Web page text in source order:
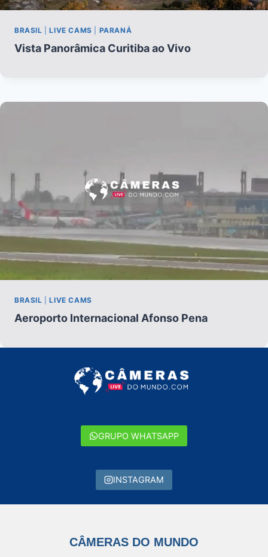
BRASIL |LIVE CAMS PARANÁ
Vista Panorâmica Curitiba ao Vivo
BRASIL |LIVE CAMS
Aeroporto Internacional Afonso Pena
GRUPO WHATSAPP
INSTAGRAM
CÂMERAS DO MUNDO